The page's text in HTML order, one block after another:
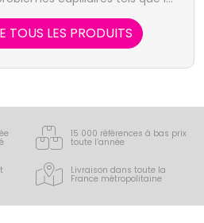
alimentaires est
poussées et a pour
une multitude d'ingrédients
pour leurs effets.
TOUS LES PRODUITS
15 000 références à bas prix
toute l’année
Livraison dans toute la
France métropolitaine